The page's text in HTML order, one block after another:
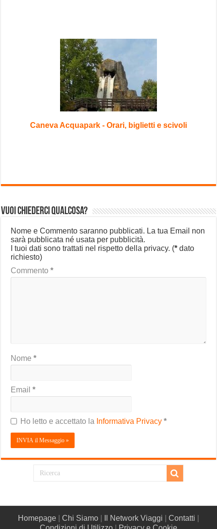
Caneva Acquapark - Orari, biglietti e scivoli
Vuoi chiederci qualcosa?
Nome e Commento saranno pubblicati. La tua Email non
sarà pubblicata né usata per pubblicità.
I tuoi dati sono trattati nel rispetto della privacy. (* dato
richiesto)
Commento*
Nome*
Email*
Ho letto e accettato la Informativa Privacy*
Homepage Chi Siamo Il Network Viaggi Contatti